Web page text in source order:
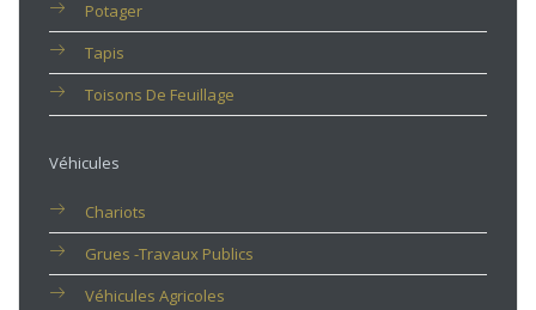
Potager
Tapis
Toisons De Feuillage
Véhicules
Chariots
Grues -travaux Publics
Véhicules Agricoles